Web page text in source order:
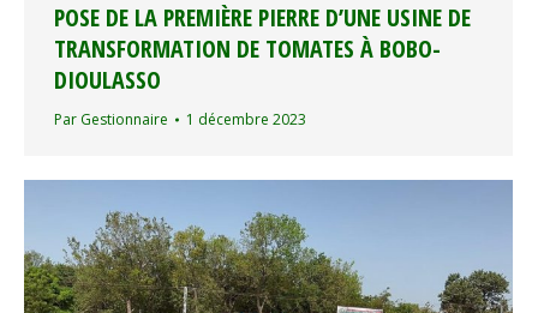
POSE DE LA PREMIÈRE PIERRE D’UNE USINE DE
TRANSFORMATION DE TOMATES À BOBO-
DIOULASSO
Par Gestionnaire 1 décembre 2023